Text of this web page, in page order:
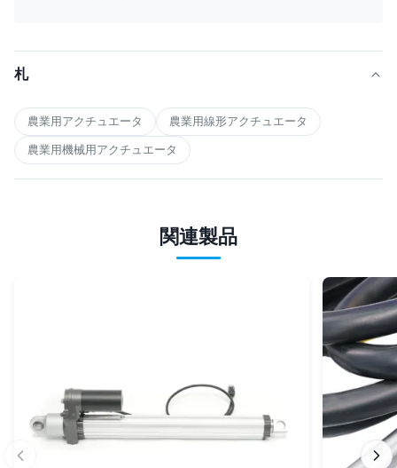
札
農業用アクチュエータ 農業用線形アクチュエータ
農業用機械用アクチュエータ
関連製品